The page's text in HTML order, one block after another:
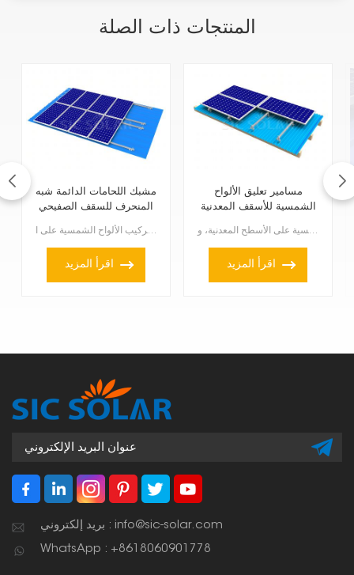
المنتجات ذات الصلة
مشبك اللحامات الدائمة شبه
المنحرف للسقف الصفيحي
مشبك اللحامات شبه المنحرفة للأسقف الصفيحية هو أحد حلول التركيب المتخصصة لتركيب الألواح الشمسية على ا...
اقرأ المزيد
مسامير تعليق الألواح
الشمسية للأسقف المعدنية
تُستخدم مسامير تعليق الألواح الشمسية للأسقف المعدنية في تركيب الألواح الشمسية على الأسطح المعدنية، و...
اقرأ المزيد
بريد إلكتروني : info@sic-solar.com
WhatsApp : +8618060901778